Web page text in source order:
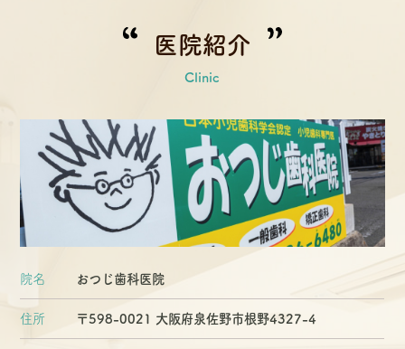
医院紹介
Clinic
院名 おつじ歯科医院
住所 〒598-0021 大阪府泉佐野市根野4327-4